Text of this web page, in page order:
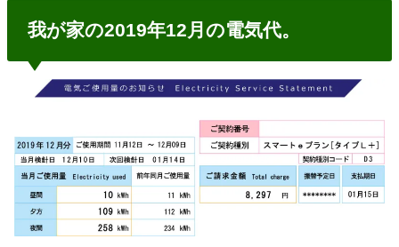
我が家の2019年12月の電気代。